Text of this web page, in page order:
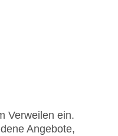
Verweilen ein.
Angebote,